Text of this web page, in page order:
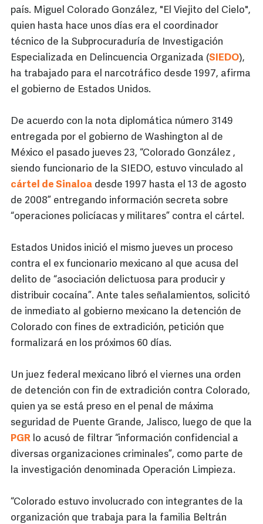
país. Miguel Colorado González, "El Viejito del Cielo",
quien hasta hace unos días era el coordinador
técnico de la Subprocuraduría de Investigación
Especializada en Delincuencia Organizada (SIEDO),
ha trabajado para el narcotráfico desde 1997, afirma
el gobierno de Estados Unidos.
De acuerdo con la nota diplomática número 3149
entregada por el gobierno de Washington al de
México el pasado jueves 23, “Colorado González ,
siendo funcionario de la SIEDO, estuvo vinculado al
cártel de Sinaloa desde 1997 hasta el 13 de agosto
de 2008” entregando información secreta sobre
“operaciones policíacas y militares” contra el cártel.
Estados Unidos inició el mismo jueves un proceso
contra el ex funcionario mexicano al que acusa del
delito de “asociación delictuosa para producir y
distribuir cocaína”. Ante tales señalamientos, solicitó
de inmediato al gobierno mexicano la detención de
Colorado con fines de extradición, petición que
formalizará en los próximos 60 días.
Un juez federal mexicano libró el viernes una orden
de detención con fin de extradición contra Colorado,
quien ya se está preso en el penal de máxima
seguridad de Puente Grande, Jalisco, luego de que la
PGR lo acusó de filtrar “información confidencial a
diversas organizaciones criminales”, como parte de
la investigación denominada Operación Limpieza.
“Colorado estuvo involucrado con integrantes de la
organización que trabaja para la familia Beltrán